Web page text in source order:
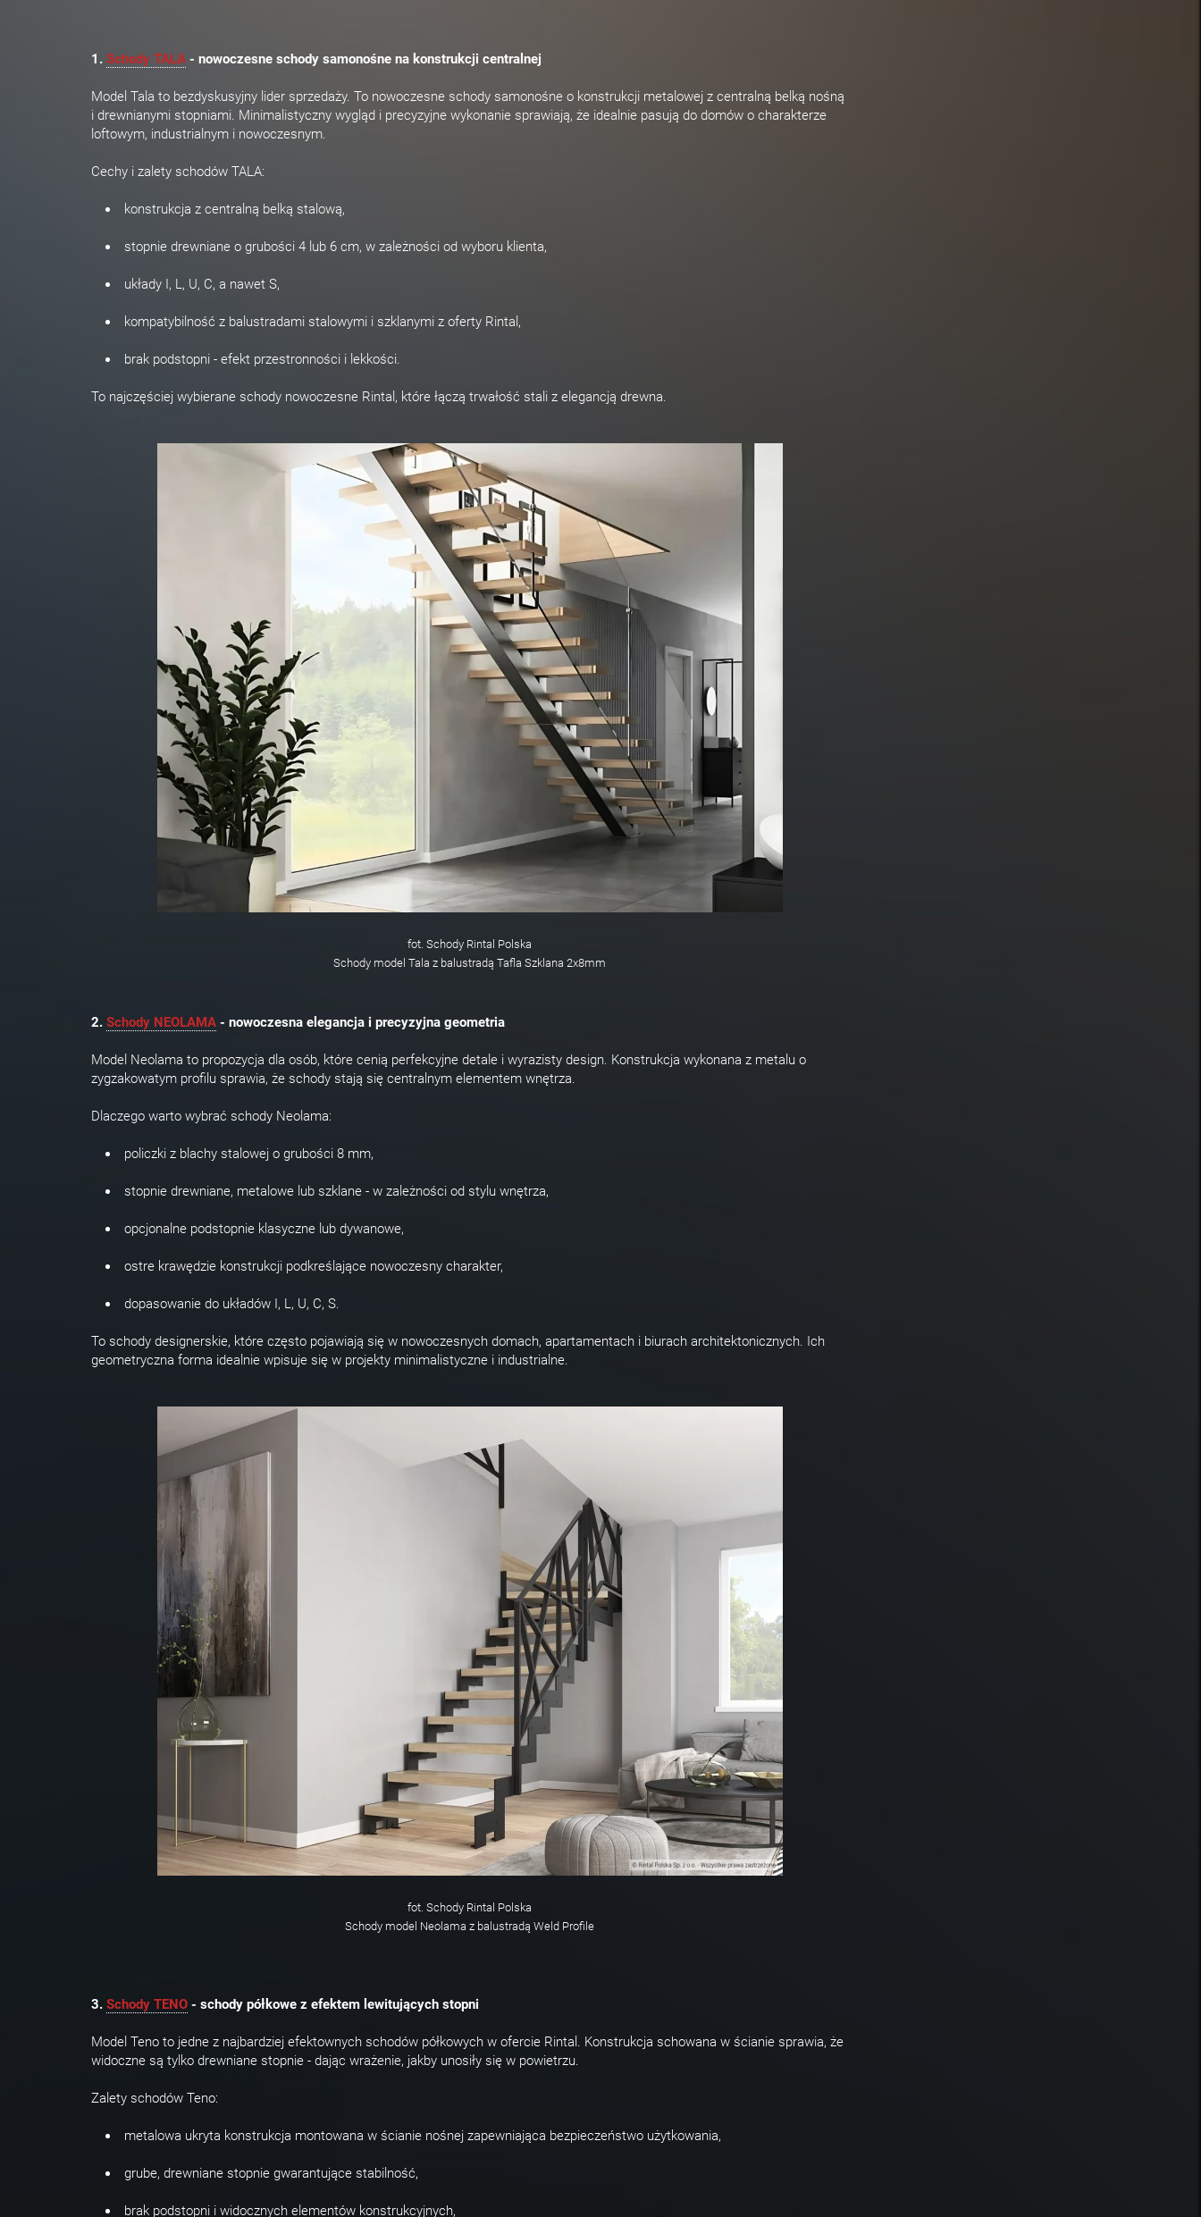
1. Schody TALA - nowoczesne schody samonośne na konstrukcji centralnej
Model Tala to bezdyskusyjny lider sprzedaży. To nowoczesne schody samonośne o konstrukcji metalowej z centralną belką nośną
i drewnianymi stopniami. Minimalistyczny wygląd i precyzyjne wykonanie sprawiają, że idealnie pasują do domów o charakterze
loftowym, industrialnym i nowoczesnym.
Cechy i zalety schodów TALA:
konstrukcja z centralną belką stalową,
stopnie drewniane o grubości 4 lub 6 cm, w zależności od wyboru klienta,
układy I, L, U, C, a nawet S,
kompatybilność z balustradami stalowymi i szklanymi z oferty Rintal,
brak podstopni - efekt przestronności i lekkości.
To najczęściej wybierane schody nowoczesne Rintal, które łączą trwałość stali z elegancją drewna.
fot. Schody Rintal Polska
Schody model Tala z balustradą Tafla Szklana 2x8mm
2. Schody NEOLAMA - nowoczesna elegancja i precyzyjna geometria
Model Neolama to propozycja dla osób, które cenią perfekcyjne detale i wyrazisty design. Konstrukcja wykonana z metalu o
zygzakowatym profilu sprawia, że schody stają się centralnym elementem wnętrza.
Dlaczego warto wybrać schody Neolama:
policzki z blachy stalowej o grubości 8 mm,
stopnie drewniane, metalowe lub szklane - w zależności od stylu wnętrza,
opcjonalne podstopnie klasyczne lub dywanowe,
ostre krawędzie konstrukcji podkreślające nowoczesny charakter,
dopasowanie do układów I, L, U, C, S.
To schody designerskie, które często pojawiają się w nowoczesnych domach, apartamentach i biurach architektonicznych. Ich
geometryczna forma idealnie wpisuje się w projekty minimalistyczne i industrialne.
fot. Schody Rintal Polska
Schody model Neolama z balustradą Weld Profile
3. Schody TENO - schody półkowe z efektem lewitujących stopni
Model Teno to jedne z najbardziej efektownych schodów półkowych w ofercie Rintal. Konstrukcja schowana w ścianie sprawia, że
widoczne są tylko drewniane stopnie - dając wrażenie, jakby unosiły się w powietrzu.
Zalety schodów Teno:
metalowa ukryta konstrukcja montowana w ścianie nośnej zapewniająca bezpieczeństwo użytkowania,
grube, drewniane stopnie gwarantujące stabilność,
brak podstopni i widocznych elementów konstrukcyjnych,